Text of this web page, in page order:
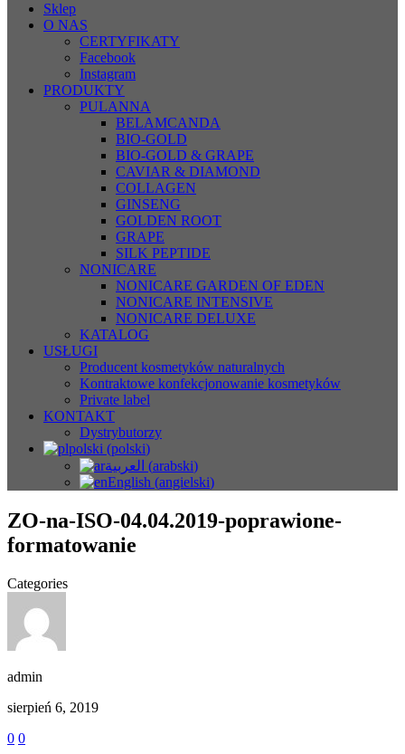
Sklep
O NAS
CERTYFIKATY
Facebook
Instagram
PRODUKTY
PULANNA
BELAMCANDA
BIO-GOLD
BIO-GOLD & GRAPE
CAVIAR & DIAMOND
COLLAGEN
GINSENG
GOLDEN ROOT
GRAPE
SILK PEPTIDE
NONICARE
NONICARE GARDEN OF EDEN
NONICARE INTENSIVE
NONICARE DELUXE
KATALOG
USŁUGI
Producent kosmetyków naturalnych
Kontraktowe konfekcjonowanie kosmetyków
Private label
KONTAKT
Dystrybutorzy
polski (polski)
العربية (arabski)
English (angielski)
ZO-na-ISO-04.04.2019-poprawione-
formatowanie
Categories
admin
sierpień 6, 2019
0 0